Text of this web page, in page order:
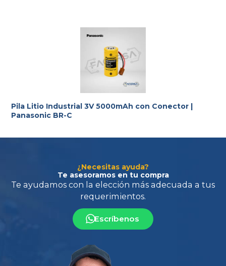
Pila Litio Industrial 3V 5000mAh con Conector |
Panasonic BR-C
¿Necesitas ayuda?
Te asesoramos en tu compra
Escríbenos